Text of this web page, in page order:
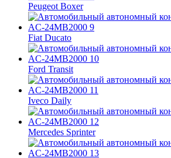
Peugeot Boxer
Fiat Ducato
Ford Transit
Iveco Daily
Mercedes Sprinter